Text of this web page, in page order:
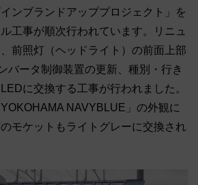
ンブランドアッププロジェクト」を
工事が順次行われています。リニュ
前照灯（ヘッドライト）の前面上部
バータ制御装置の更新、種別・行き
に交換する工事が行われました。
NAVYBLUE」の外観に
モケットもライトグレーに交換され